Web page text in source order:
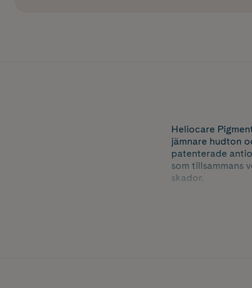
Heliocare
jämnare hudton
patenterade
som tillsammans
skador.
Berikad med